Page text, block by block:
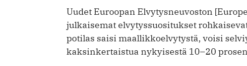
Uudet Euroopan Elvytysneuvoston
julkaisemat elvytyssuositukset
potilas saisi maallikkoelvytystä, voisi
kaksinkertaistua nykyisestä 10–20